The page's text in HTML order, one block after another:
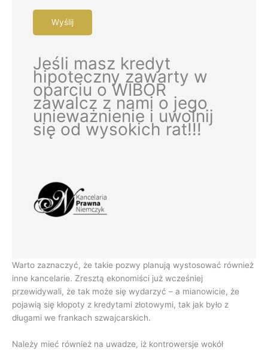
Jeśli masz kredyt
hipoteczny zawarty w
oparciu o WIBOR
zawalcz z nami o jego
unieważnienie i uwolnij
się od wysokich rat!!!
Warto zaznaczyć, że takie pozwy planują wystosować również
inne kancelarie. Zresztą ekonomiści już wcześniej
przewidywali, że tak może się wydarzyć – a mianowicie, że
pojawią się kłopoty z kredytami złotowymi, tak jak było z
długami we frankach szwajcarskich.
Należy mieć również na uwadze, iż kontrowersje wokół